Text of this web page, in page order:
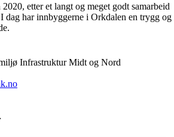
etter et langt og meget godt samarbeid
dag har innbyggerne i Orkdalen en trygg og
Infrastruktur Midt og Nord